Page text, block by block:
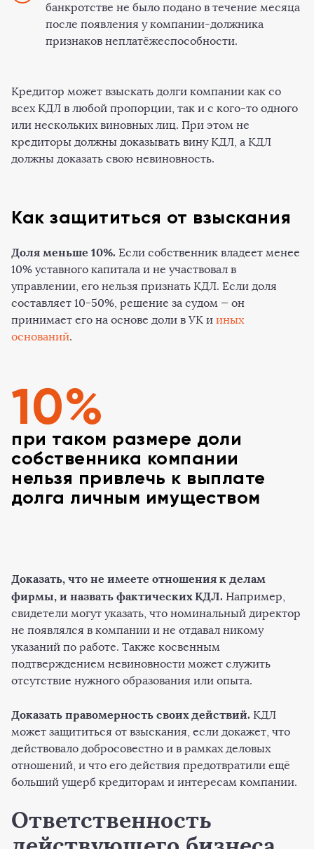
банкротстве не было подано в течение месяца
после появления у компании-должника
признаков неплатёжеспособности.
Кредитор может взыскать долги компании как со
всех КДЛ в любой пропорции, так и с кого-то одного
или нескольких виновных лиц. При этом не
кредиторы должны доказывать вину КДЛ, а КДЛ
должны доказать свою невиновность.
Как защититься от взыскания
Доля меньше 10%. Если собственник владеет менее
10% уставного капитала и не участвовал в
управлении, его нельзя признать КДЛ. Если доля
составляет 10-50%, решение за судом — он
принимает его на основе доли в УК и иных
оснований.
10%
при таком размере доли
собственника компании
нельзя привлечь к выплате
долга личным имуществом
Доказать, что не имеете отношения к делам
фирмы, и назвать фактических КДЛ. Например,
свидетели могут указать, что номинальный директор
не появлялся в компании и не отдавал никому
указаний по работе. Также косвенным
подтверждением невиновности может служить
отсутствие нужного образования или опыта.
Доказать правомерность своих действий. КДЛ
может защититься от взыскания, если докажет, что
действовало добросовестно и в рамках деловых
отношений, и что его действия предотвратили ещё
больший ущерб кредиторам и интересам компании.
Ответственность